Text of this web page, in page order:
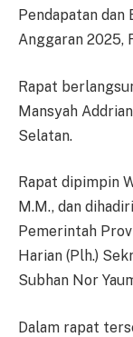
Pendapatan dan
Anggaran 2025,
Rapat
Mansyah
Selatan.
Rapat dipimpin
M.M., dan
Pemerintah
Harian (Plh.)
Subhan Nor
Dalam rapat